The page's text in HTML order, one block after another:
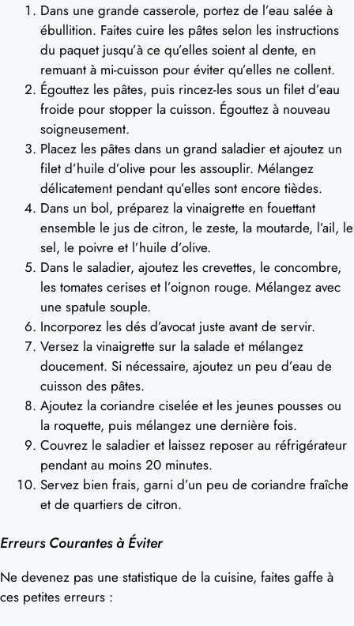
Dans une grande casserole, portez de l’eau salée à
ébullition. Faites cuire les pâtes selon les instructions
du paquet jusqu’à ce qu’elles soient al dente, en
remuant à mi-cuisson pour éviter qu’elles ne collent.
Égouttez les pâtes, puis rincez-les sous un filet d’eau
froide pour stopper la cuisson. Égouttez à nouveau
soigneusement.
Placez les pâtes dans un grand saladier et ajoutez un
filet d’huile d’olive pour les assouplir. Mélangez
délicatement pendant qu’elles sont encore tièdes.
Dans un bol, préparez la vinaigrette en fouettant
ensemble le jus de citron, le zeste, la moutarde, l’ail, le
sel, le poivre et l’huile d’olive.
Dans le saladier, ajoutez les crevettes, le concombre,
les tomates cerises et l’oignon rouge. Mélangez avec
une spatule souple.
Incorporez les dés d’avocat juste avant de servir.
Versez la vinaigrette sur la salade et mélangez
doucement. Si nécessaire, ajoutez un peu d’eau de
cuisson des pâtes.
Ajoutez la coriandre ciselée et les jeunes pousses ou
la roquette, puis mélangez une dernière fois.
Couvrez le saladier et laissez reposer au réfrigérateur
pendant au moins 20 minutes.
Servez bien frais, garni d’un peu de coriandre fraîche
et de quartiers de citron.
Erreurs Courantes à Éviter
Ne devenez pas une statistique de la cuisine, faites gaffe à
ces petites erreurs :